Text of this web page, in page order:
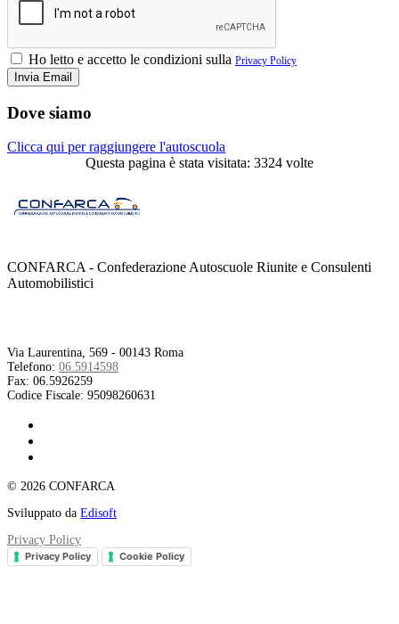
Ho letto e accetto le condizioni sulla Privacy Policy
Dove siamo
Clicca qui per raggiungere l'autoscuola
Questa pagina è stata visitata: 3324 volte
CONFARCA - Confederazione Autoscuole Riunite e Consulenti
Automobilistici
Via Laurentina, 569 - 00143 Roma
Telefono: 06.5914598
Fax: 06.5926259
Codice Fiscale: 95098260631
© 2026 CONFARCA
Sviluppato da Edisoft
Privacy Policy
Privacy Policy Cookie Policy